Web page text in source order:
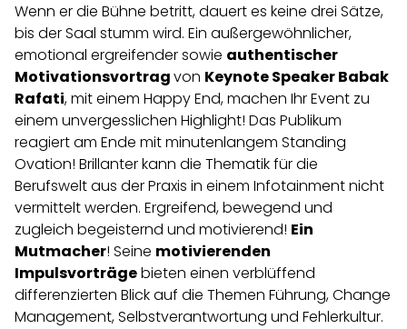
Wenn er die Bühne betritt, dauert es keine drei Sätze,
bis der Saal stumm wird. Ein außergewöhnlicher,
emotional ergreifender sowie authentischer
Motivationsvortragvon Keynote Speaker Babak
Rafati, mit einem Happy End, machen Ihr Event zu
einem unvergesslichen Highlight! Das Publikum
reagiert am Ende mit minutenlangem Standing
Ovation! Brillanter kann die Thematik für die
Berufswelt aus der Praxis in einem Infotainment nicht
vermittelt werden. Ergreifend, bewegend und
zugleich begeisternd und motivierend! Ein
Mutmacher! Seine motivierenden
Impulsvorträgebieten einen verblüffend
differenzierten Blick auf die Themen Führung, Change
Management, Selbstverantwortung und Fehlerkultur.